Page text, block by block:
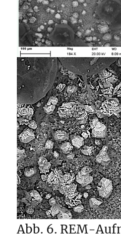
Abb. 6. REM-